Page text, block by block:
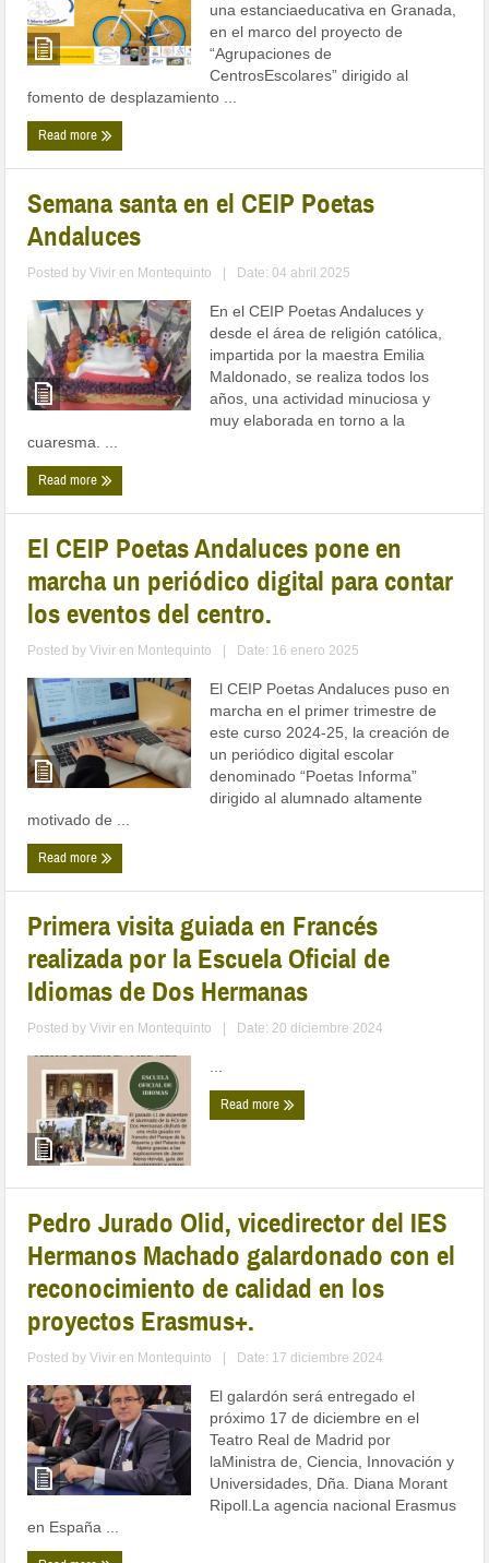
una estanciaeducativa en Granada,
en el marco del proyecto de
“Agrupaciones de
CentrosEscolares” dirigido al
fomento de desplazamiento ...
Read more
Semana santa en el CEIP Poetas
Andaluces
Posted byVivir en Montequinto Date: 04 abril 2025
En el CEIP Poetas Andaluces y
desde el área de religión católica,
impartida por la maestra Emilia
Maldonado, se realiza todos los
años, una actividad minuciosa y
muy elaborada en torno a la
cuaresma. ...
Read more
El CEIP Poetas Andaluces pone en
marcha un periódico digital para contar
los eventos del centro.
Posted byVivir en Montequinto Date: 16 enero 2025
El CEIP Poetas Andaluces puso en
marcha en el primer trimestre de
este curso 2024-25, la creación de
un periódico digital escolar
denominado “Poetas Informa”
dirigido al alumnado altamente
motivado de ...
Read more
Primera visita guiada en Francés
realizada por la Escuela Oficial de
Idiomas de Dos Hermanas
Posted byVivir en Montequinto Date: 20 diciembre 2024
...
Read more
Pedro Jurado Olid, vicedirector del IES
Hermanos Machado galardonado con el
reconocimiento de calidad en los
proyectos Erasmus+.
Posted byVivir en Montequinto Date: 17 diciembre 2024
El galardón será entregado el
próximo 17 de diciembre en el
Teatro Real de Madrid por
laMinistra de, Ciencia, Innovación y
Universidades, Dña. Diana Morant
Ripoll.La agencia nacional Erasmus
en España ...